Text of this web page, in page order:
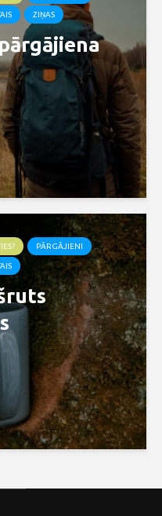
ZIŅAS
PĀRGĀJIENI